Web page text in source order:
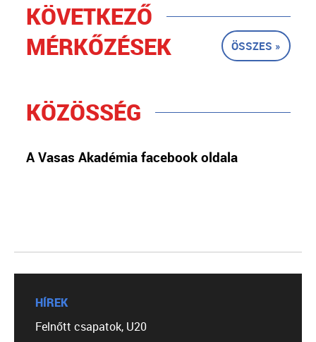
KÖVETKEZŐ
MÉRKŐZÉSEK
ÖSSZES »
KÖZÖSSÉG
A Vasas Akadémia facebook oldala
HÍREK
Felnőtt csapatok, U20